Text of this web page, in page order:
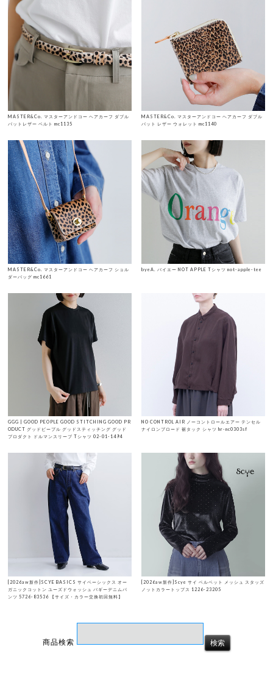
MASTER&Co. マスターアンドコー ヘアカーフ ダブル
バットレザー ベルト mc1135
MASTER&Co. マスターアンドコー ヘアカーフ ダブル
バット レザー ウォレット mc1140
MASTER&Co. マスターアンドコー ヘアカーフ ショル
ダーバッグ mc1661
byeA. バイエー NOT APPLE Tシャツ not-apple-tee
GGG | GOOD PEOPLE GOOD STITCHING GOOD PR
ODUCT グッドピープル グッドスティッチング グッド
プロダクト ドルマンスリーブ Tシャツ 02-01-1494
NO CONTROL AIR ノーコントロールエアー テンセル
ナイロンブロード 裾タック シャツ hr-nc0303sf
[2026aw新作]SCYE BASICS サイベーシックス オー
ガニックコットン ユーズドウォッシュ バギーデニムパ
ンツ 5726-83536 【サイズ・カラー交換初回無料】
[2026aw新作]Scye サイ ベルベット メッシュ スタッズ
ノットカラートップス 1226-23205
商品検索